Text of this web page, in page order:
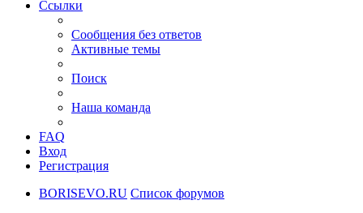
Ссылки
Сообщения без ответов
Активные темы
Поиск
Наша команда
FAQ
Вход
Регистрация
BORISEVO.RU Список форумов